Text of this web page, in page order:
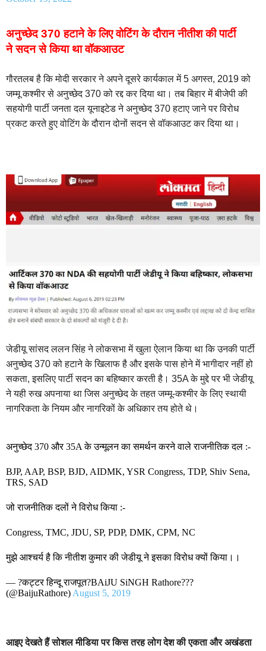
अनुच्छेद 370 हटाने के लिए वोटिंग के दौरान नीतीश की पार्टी
ने सदन से किया था वॉकआउट
गौरतलब है कि मोदी सरकार ने अपने दूसरे कार्यकाल में 5 अगस्त, 2019 को
जम्मू कश्मीर से अनुच्छेद 370 को रद्द कर दिया था। तब बिहार में बीजेपी की
सहयोगी पार्टी जनता दल यूनाइटेड ने अनुच्छेद 370 हटाए जाने पर विरोध
प्रकट करते हुए वोटिंग के दौरान दोनों सदन से वॉकआउट कर दिया था।
जेडीयू सांसद ललन सिंह ने लोकसभा में खुला ऐलान किया था कि उनकी पार्टी
अनुच्छेद 370 को हटाने के खिलाफ है और इसके पास होने में भागीदार नहीं हो
सकता, इसलिए पार्टी सदन का बहिष्कार करती है। 35A के मुद्दे पर भी जेडीयू
ने यही रुख अपनाया था जिस अनुच्छेद के तहत जम्मू-कश्मीर के लिए स्थायी
नागरिकता के नियम और नागरिकों के अधिकार तय होते थे।
अनुच्छेद 370 और 35A के उन्मूलन का समर्थन करने वाले राजनीतिक दल :-
BJP, AAP, BSP, BJD, AIDMK, YSR Congress, TDP, Shiv Sena,
TRS, SAD
जो राजनीतिक दलों ने विरोध किया :-
Congress, TMC, JDU, SP, PDP, DMK, CPM, NC
मुझे आश्चर्य है कि नीतीश कुमार की जेडीयू ने इसका विरोध क्यों किया।।
— ?कट्टर हिन्दू राजपूत?BAiJU SiNGH Rathore???
(@BaijuRathore) August 5, 2019
आइए देखते हैं सोशल मीडिया पर किस तरह लोग देश की एकता और अखंडता